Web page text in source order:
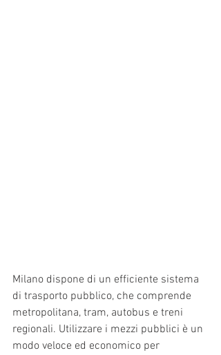
Milano dispone di un efficiente sistema
di trasporto pubblico, che comprende
metropolitana, tram, autobus e treni
regionali. Utilizzare i mezzi pubblici è un
modo veloce ed economico per